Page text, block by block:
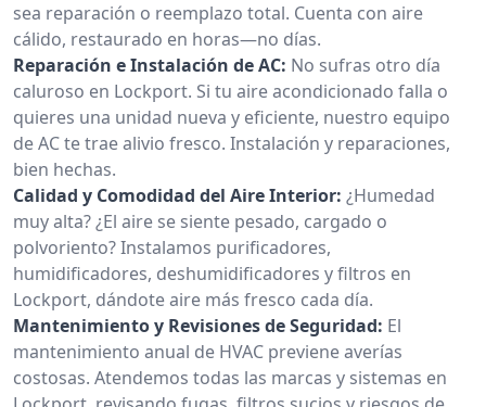
sea reparación o reemplazo total. Cuenta con aire
cálido, restaurado en horas—no días.
Reparación e Instalación de AC: No sufras otro día
caluroso en Lockport. Si tu aire acondicionado falla o
quieres una unidad nueva y eficiente, nuestro equipo
de AC te trae alivio fresco. Instalación y reparaciones,
bien hechas.
Calidad y Comodidad del Aire Interior: ¿Humedad
muy alta? ¿El aire se siente pesado, cargado o
polvoriento? Instalamos purificadores,
humidificadores, deshumidificadores y filtros en
Lockport, dándote aire más fresco cada día.
Mantenimiento y Revisiones de Seguridad: El
mantenimiento anual de HVAC previene averías
costosas. Atendemos todas las marcas y sistemas en